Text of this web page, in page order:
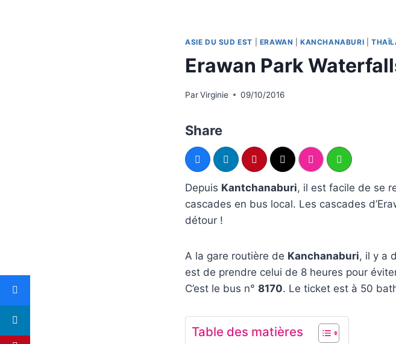
ASIE DU SUD EST ERAWAN |KANCHANABURI |
Erawan Park
ParVirginie 09/10/2016
Share
Depuis Kantchanaburi, il est facile de se
cascades en bus local. Les cascades
détour !
A la gare routière de Kanchanaburi, il y a
est de prendre celui de 8 heures pour
C’est le bus n° 8170. Le ticket est à 50
Table des matières